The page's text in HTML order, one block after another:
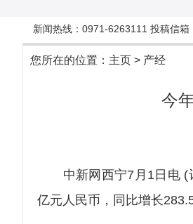
新闻热线：0971-6263111 投稿信
您所在的位置： 主页 > 产经
今
中新网西宁7月1日电 (记
亿元人民币，同比增长